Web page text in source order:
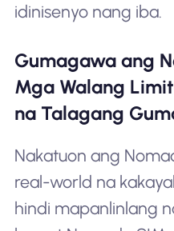
idinisenyo nang iba.
Gumagawa ang
Mga Walang
na Talagang
Nakatuon ang
real-world na
hindi mapanlinlang